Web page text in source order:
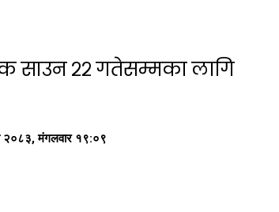
साउन २२ गतेसम्मका लागि
२०८३, मंगलवार १९:०९